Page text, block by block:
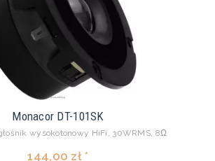
Monacor DT-101SK
wysokotonowy HiFi, 30WRMS, 8Ω
144,00 zł *